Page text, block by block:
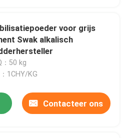
voor grijs
Swak alkalisch
：50 kg
1CHY/KG
Contacteer ons